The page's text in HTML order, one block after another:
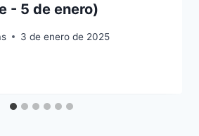
- 5 de enero)
3 de enero de 2025